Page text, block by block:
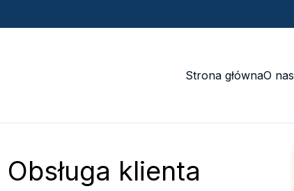
Strona głównaO nas
Obsługa klienta